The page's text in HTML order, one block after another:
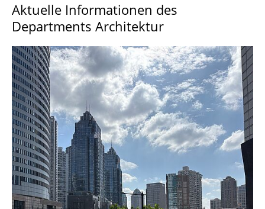
Aktuelle Informationen des
Departments Architektur